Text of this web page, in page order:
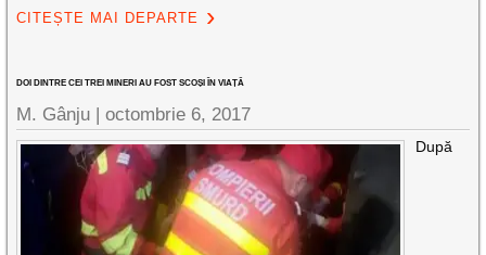
CITEȘTE MAI DEPARTE
DOI DINTRE CEI TREI MINERI AU FOST SCOȘI ÎN VIAȚĂ
M. Gânju |octombrie 6, 2017
După